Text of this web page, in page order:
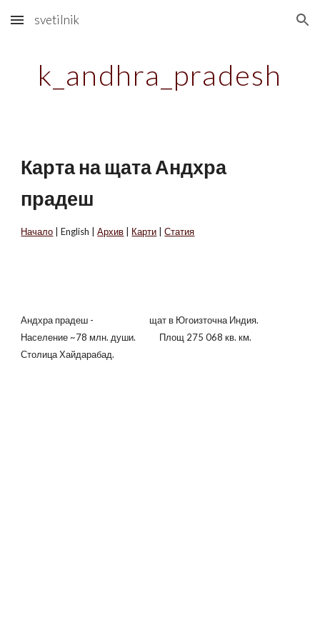
Skip to main content Skip to navigation
svetilnik
k_andhra_pradesh
Карта на щата Андхра
прадеш
Начало | English |Архив Карти Статия
Андхра прадеш - щат в Югоизточна Индия.
Население ~78 млн. души. Площ 275 068 кв. км.
Столица Хайдарабад.